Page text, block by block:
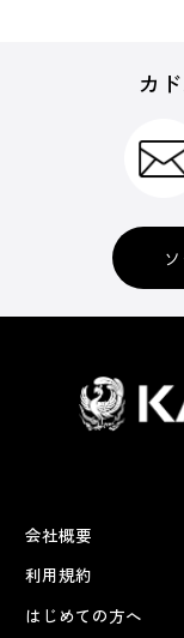
カ
会社概要
利用規約
はじめての方へ